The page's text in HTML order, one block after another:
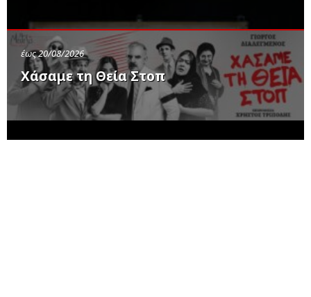
έως 20/08/2026
Χάσαμε τη Θεία Στοπ